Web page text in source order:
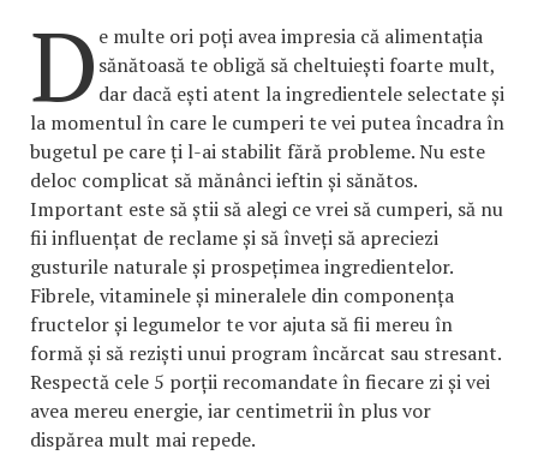
D e multe ori poți avea impresia că alimentația
sănătoasă te obligă să cheltuiești foarte mult,
dar dacă ești atent la ingredientele selectate și
la momentul în care le cumperi te vei putea încadra în
bugetul pe care ți l-ai stabilit fără probleme. Nu este
deloc complicat să mănânci ieftin și sănătos.
Important este să știi să alegi ce vrei să cumperi, să nu
fii influențat de reclame și să înveți să apreciezi
gusturile naturale și prospețimea ingredientelor.
Fibrele, vitaminele și mineralele din componența
fructelor și legumelor te vor ajuta să fii mereu în
formă și să reziști unui program încărcat sau stresant.
Respectă cele 5 porții recomandate în fiecare zi și vei
avea mereu energie, iar centimetrii în plus vor
dispărea mult mai repede.